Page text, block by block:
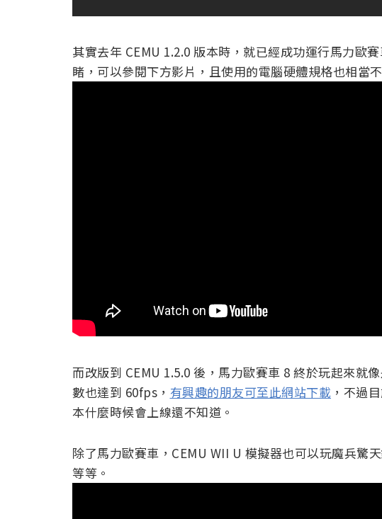
其實去年 CEMU 1.2.0 版本時，就已經成功運行馬力歐
睹，可以參閱下方影片，且使用的電腦硬體規格也相當不
而改版到 CEMU 1.5.0 後，馬力歐賽車 8 終於玩起來就
數也達到 60fps， 有興趣的朋友可至此網站下載 ，不過
本什麼時候會上線還不知道。
除了馬力歐賽車，CEMU WII U 模擬器也可以玩魔兵驚
等等。